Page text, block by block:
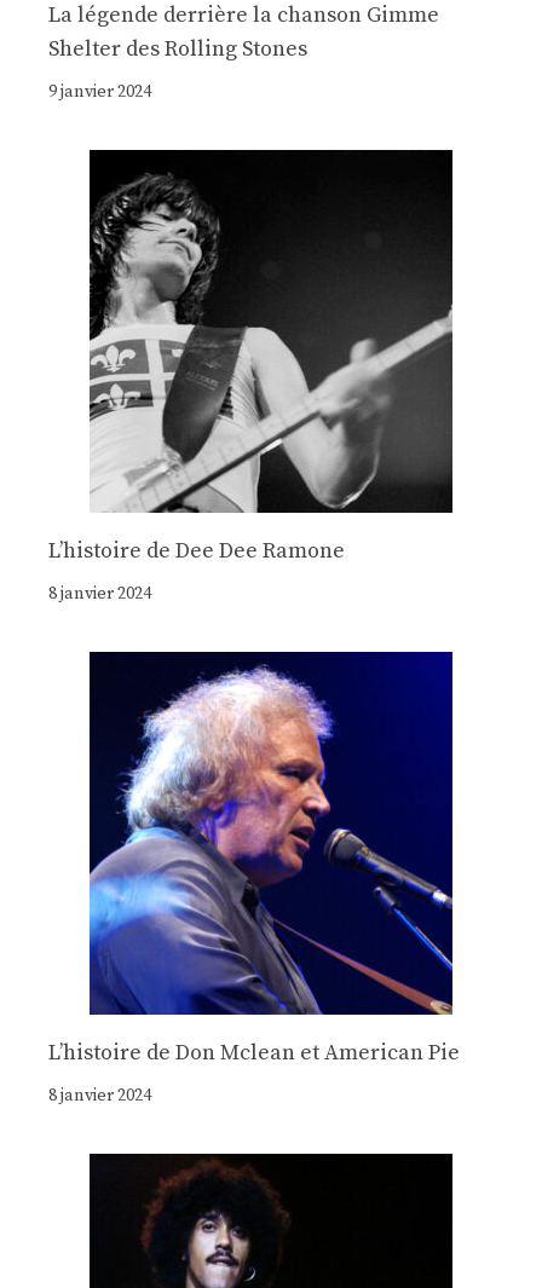
La légende derrière la chanson Gimme
Shelter des Rolling Stones
9 janvier 2024
Lʼhistoire de Dee Dee Ramone
8 janvier 2024
Lʼhistoire de Don Mclean et American Pie
8 janvier 2024